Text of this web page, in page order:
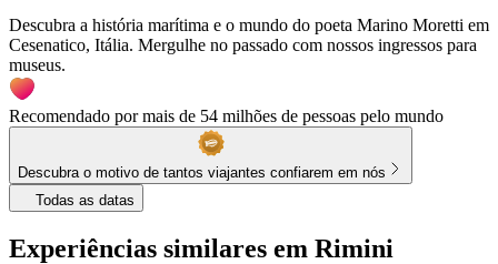
Descubra a história marítima e o mundo do poeta Marino Moretti em
Cesenatico, Itália. Mergulhe no passado com nossos ingressos para
museus.
Recomendado por mais de 54 milhões de pessoas pelo mundo
Descubra o motivo de tantos viajantes confiarem em nós
Todas as datas
Experiências similares em Rimini